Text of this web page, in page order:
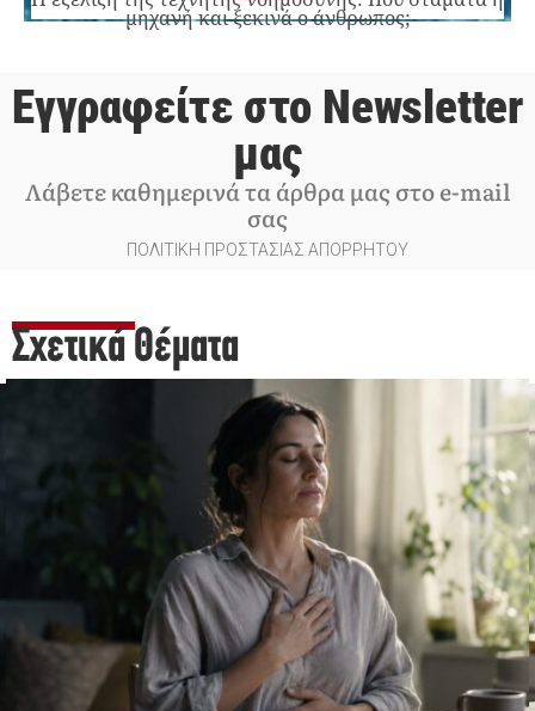
μηχανή και ξεκινά ο άνθρωπος;
Εγγραφείτε στο Newsletter
μας
Λάβετε καθημερινά τα άρθρα μας στο e-mail
σας
ΠΟΛΙΤΙΚΗ ΠΡΟΣΤΑΣΙΑΣ ΑΠΟΡΡΗΤΟΥ
Σχετικά Θέματα